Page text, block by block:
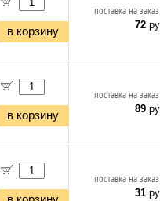
в корзину
поставка на
72
в корзину
поставка на
89
поставка на
31